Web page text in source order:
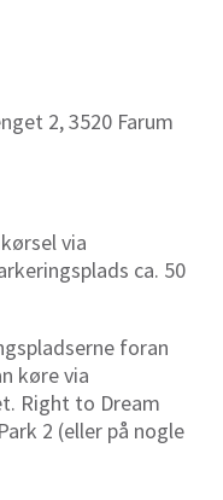
2, 3520 Farum
via
ca. 50
foran
køre via
Right to Dream
2 (eller på nogle